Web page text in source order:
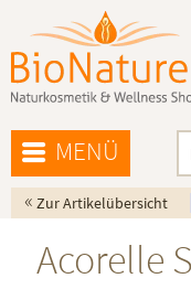
MENÜ
« Zur Artikelübersicht
Acorelle